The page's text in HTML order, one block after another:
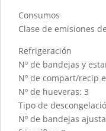
Consumos
Clase de emisiones
Refrigeración
Nº de bandejas y
Nº de compart/recip
Nº de hueveras: 3
Tipo de
Nº de bandejas